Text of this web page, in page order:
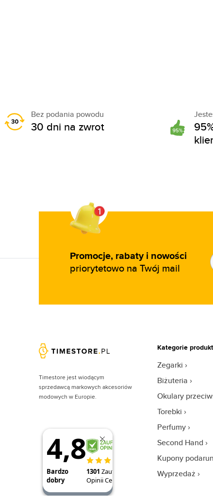
Bez podania powodu
30 dni na zwrot
Promocje, rabaty i nowości
priorytetowo na Twój mail
Timestore jest wiodącym
sprzedawcą markowych akcesoriów
modowych w Europie.
Kategorie
Zegarki
Biżuteria
Okulary
Torebki
Perfumy
Second Hand
Kupony
Wyprzedaż